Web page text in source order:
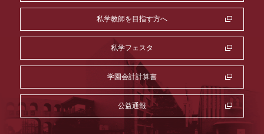
私学教師を目指す方へ
私学フェスタ
学園会計計算書
公益通報